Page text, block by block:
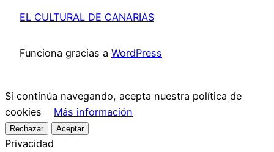
EL CULTURAL DE CANARIAS
Funciona gracias a WordPress
Si continúa navegando, acepta nuestra política de
cookies Más información
Rechazar Aceptar
Privacidad